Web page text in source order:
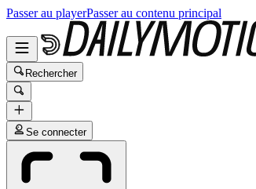
Passer au playerPasser au contenu principal
Rechercher
Se connecter